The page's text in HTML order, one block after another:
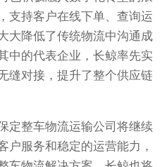
支持客户在线下单、查询运
大降低了传统物流中沟通成
中的代表企业，长鲸率先实
缝对接，提升了整个供应链
定整车物流运输公司将继续
户服务和稳定的运营能力，